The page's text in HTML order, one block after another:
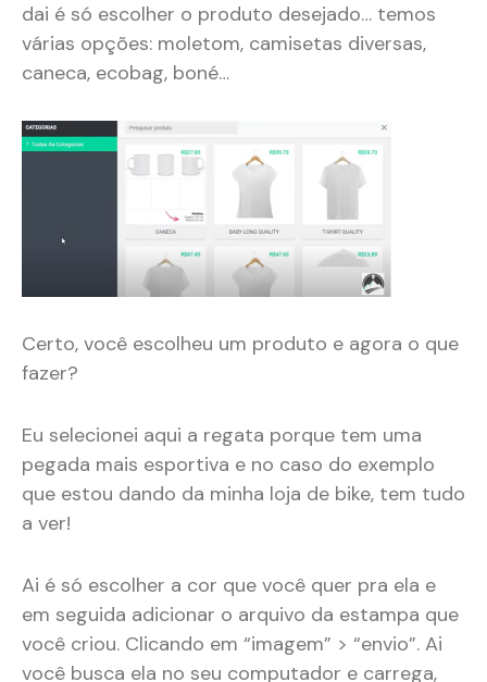
dai é só escolher o produto desejado… temos
várias opções: moletom, camisetas diversas,
caneca, ecobag, boné…
Certo, você escolheu um produto e agora o que
fazer?
Eu selecionei aqui a regata porque tem uma
pegada mais esportiva e no caso do exemplo
que estou dando da minha loja de bike, tem tudo
a ver!
Ai é só escolher a cor que você quer pra ela e
em seguida adicionar o arquivo da estampa que
você criou. Clicando em “imagem” > “envio”. Ai
você busca ela no seu computador e carrega,